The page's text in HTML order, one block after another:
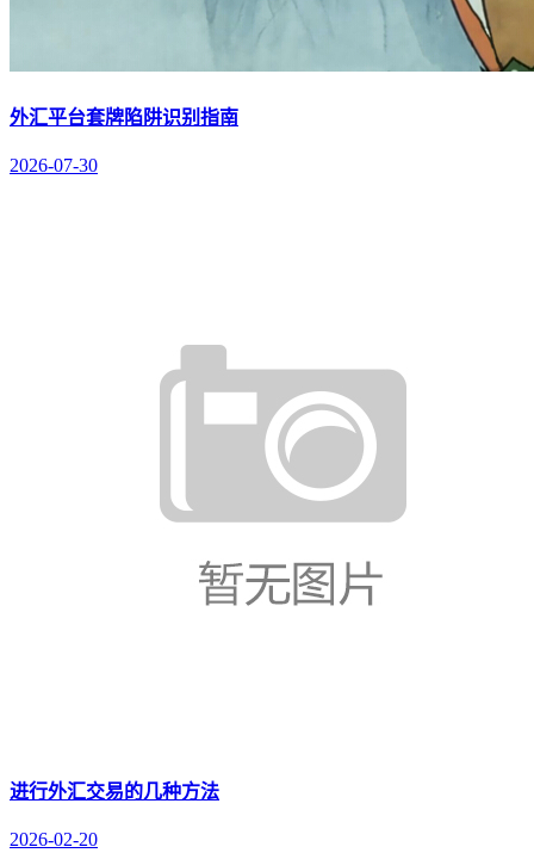
外汇平台套牌陷阱识别指南
2026-07-30
进行外汇交易的几种方法
2026-02-20